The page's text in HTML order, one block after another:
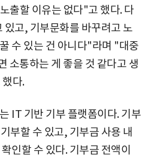
출할 이유는 없다"고 했다. 다
고, 기부문화를 바꾸려고 노
수 있는 건 아니다"라며 "대중
소통하는 게 좋을 것 같다고 생
다.
IT 기반 기부 플랫폼이다. 기부
부할 수 있고, 기부금 사용 내
인할 수 있다. 기부금 전액이